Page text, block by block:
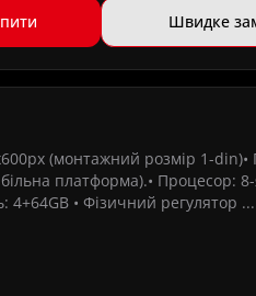
Швидке
(монтажний розмір 1-
платформа).• Процесор:
4+64GB • Фізичний регулятор ...